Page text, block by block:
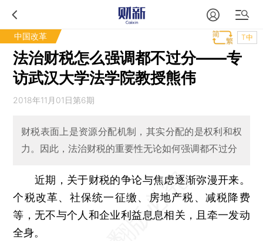
中国改革 T中
法治财税怎么强调都不过分——专
访武汉大学法学院教授熊伟
2018年11月01日第6期
财税表面上是资源分配机制，其实分配的是权利和权
力。因此，法治财税的重要性无论如何强调都不过分
近期，关于财税的争论与焦虑逐渐弥漫开来。
个税改革、社保统一征缴、房地产税、减税降费
等，无不与个人和企业利益息息相关，且牵一发动
全身。